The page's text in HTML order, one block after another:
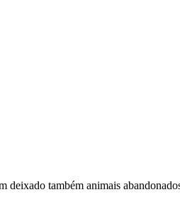
deixado também animais